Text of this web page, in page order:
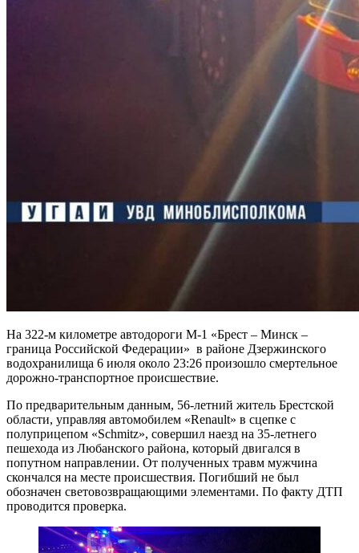
На 322-м километре автодороги М-1 «Брест – Минск –
граница Российской Федерации» в районе Дзержинского
водохранилища 6 июля около 23:26 произошло смертельное
дорожно-транспортное происшествие.
По предварительным данным, 56-летний житель Брестской
области, управляя автомобилем «Renault» в сцепке с
полуприцепом «Schmitz», совершил наезд на 35-летнего
пешехода из Любанского района, который двигался в
попутном направлении. От полученных травм мужчина
скончался на месте происшествия. Погибший не был
обозначен световозвращающими элементами. По факту ДТП
проводится проверка.